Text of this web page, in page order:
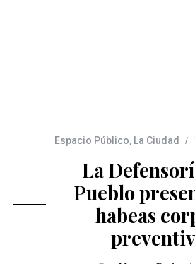
Espacio Público, La Ciudad
La
Pueblo
habeas